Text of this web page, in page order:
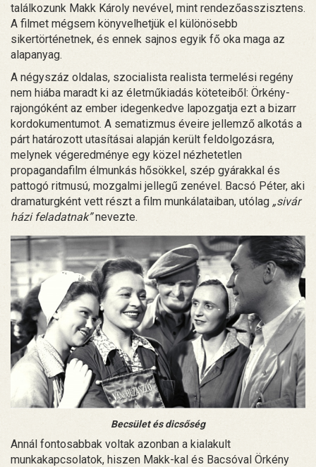
találkozunk Makk Károly nevével, mint rendezőasszisztens.
A filmet mégsem könyvelhetjük el különösebb
sikertörténetnek, és ennek sajnos egyik fő oka maga az
alapanyag.
A négyszáz oldalas, szocialista realista termelési regény
nem hiába maradt ki az életműkiadás köteteiből: Örkény-
rajongóként az ember idegenkedve lapozgatja ezt a bizarr
kordokumentumot. A sematizmus éveire jellemző alkotás a
párt határozott utasításai alapján került feldolgozásra,
melynek végeredménye egy közel nézhetetlen
propagandafilm élmunkás hősökkel, szép gyárakkal és
pattogó ritmusú, mozgalmi jellegű zenével. Bacsó Péter, aki
dramaturgként vett részt a film munkálataiban, utólag „sivár
házi feladatnak”nevezte.
Becsület és dicsőség
Annál fontosabbak voltak azonban a kialakult
munkakapcsolatok, hiszen Makk-kal és Bacsóval Örkény